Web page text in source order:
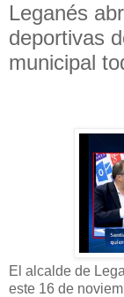
Leganés
deportivas
municipal
El alcalde de
este 16 de